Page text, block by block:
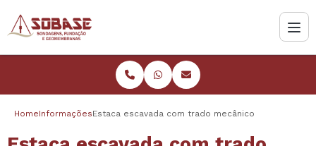
HomeInformaçõesEstaca escavada com trado mecânico